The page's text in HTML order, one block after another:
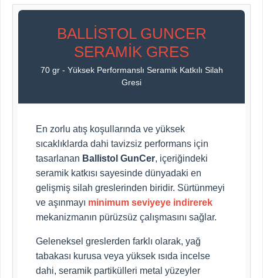
BALLISTOL GUNCER
SERAMIK GRES
70 gr - Yüksek Performanslı Seramik Katkılı Silah
Gresi
En zorlu atış koşullarında ve yüksek
sıcaklıklarda dahi tavizsiz performans için
tasarlanan Ballistol GunCer, içeriğindeki
seramik katkısı sayesinde dünyadaki en
gelişmiş silah greslerinden biridir. Sürtünmeyi
ve aşınmayı minimum seviyeye indirerek
mekanizmanın pürüzsüz çalışmasını sağlar.
Geleneksel greslerden farklı olarak, yağ
tabakası kurusa veya yüksek ısıda incelse
dahi, seramik partikülleri metal yüzeyler